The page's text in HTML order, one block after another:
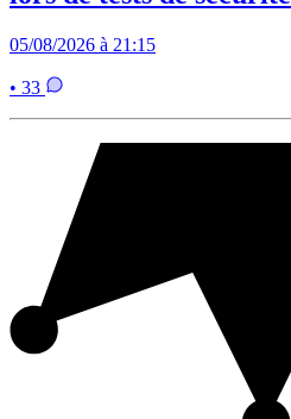
05/08/2026 à 21:15
• 33